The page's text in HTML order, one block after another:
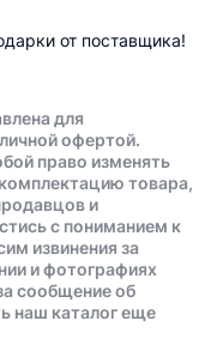
от поставщика!
для
офертой.
право изменять
товара,
и
с пониманием к
извинения за
и фотографиях
сообщение об
наш каталог еще